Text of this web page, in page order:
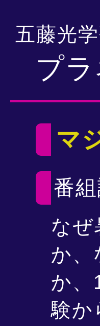
五藤光
プ
マ
番
なぜ
か、
か、
験か